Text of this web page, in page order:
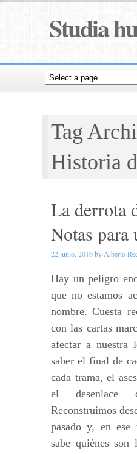
Studia
Tag
Historia
La derrota
Notas para
22 junio, 2016by Alberto
Hay un peligro
que no estamos
nombre. Cuesta
con las cartas
afectar a nuestra
saber el final de
cada trama, el
el desenlace
Reconstruimos
pasado y, en
sabe quiénes son